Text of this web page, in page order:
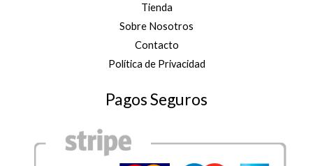
,
€
e
4
0
h
a
s
Tienda
Sobre Nosotros
Contacto
Política de Privacidad
Pagos Seguros